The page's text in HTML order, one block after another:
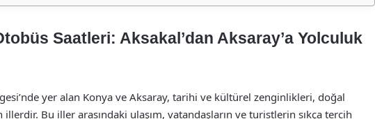
Saatleri: Aksakal’dan Aksaray’a Yolculuk
yer alan Konya ve Aksaray, tarihi ve kültürel zenginlikleri, doğal
Bu iller arasındaki ulaşım, vatandaşların ve turistlerin sıkça tercih